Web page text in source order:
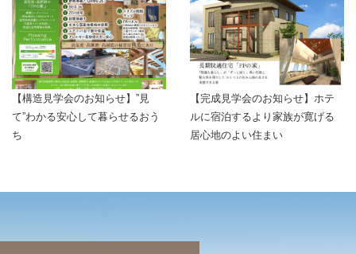
【構造見学会のお知らせ】”見
て”わかる安心して暮らせるおう
ち
【完成見学会のお知らせ】ホテ
ルに宿泊するより家族が寛げる
居心地のよい住まい